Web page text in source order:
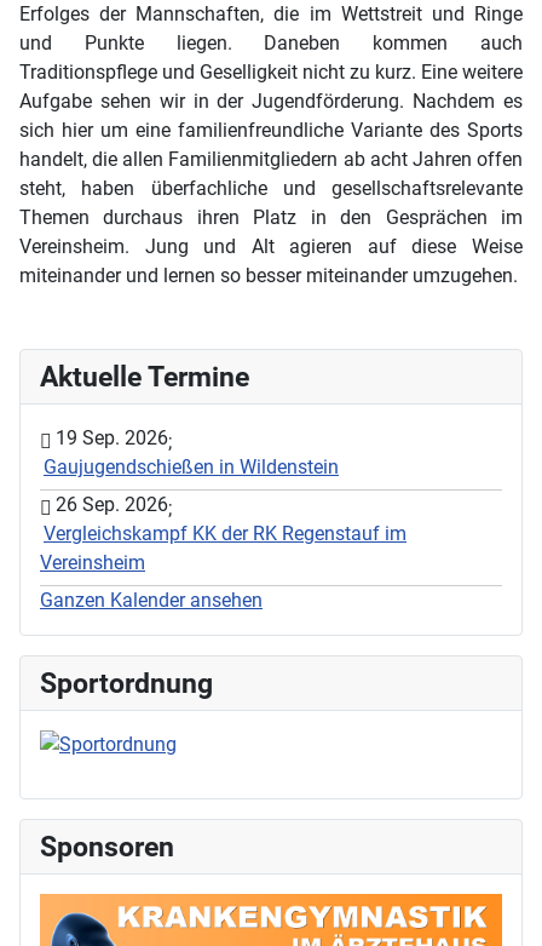
Erfolges der Mannschaften, die im Wettstreit und Ringe
und Punkte liegen. Daneben kommen auch
Traditionspflege und Geselligkeit nicht zu kurz. Eine weitere
Aufgabe sehen wir in der Jugendförderung. Nachdem es
sich hier um eine familienfreundliche Variante des Sports
handelt, die allen Familienmitgliedern ab acht Jahren offen
steht, haben überfachliche und gesellschaftsrelevante
Themen durchaus ihren Platz in den Gesprächen im
Vereinsheim. Jung und Alt agieren auf diese Weise
miteinander und lernen so besser miteinander umzugehen.
Aktuelle Termine
19 Sep. 2026;
Gaujugendschießen in Wildenstein
26 Sep. 2026;
Vergleichskampf KK der RK Regenstauf im
Vereinsheim
Ganzen Kalender ansehen
Sportordnung
Sponsoren